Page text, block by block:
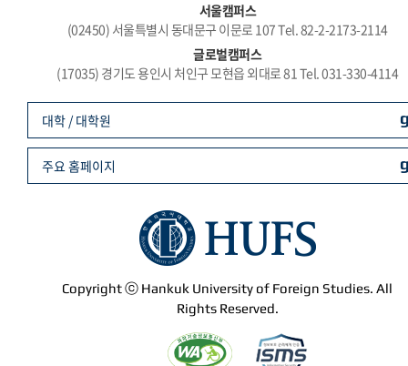
서울캠퍼스
(02450) 서울특별시 동대문구 이문로 107 Tel. 82-2-2173-2114
글로벌캠퍼스
(17035) 경기도 용인시 처인구 모현읍 외대로 81 Tel. 031-330-4114
Copyright ⓒ Hankuk University of Foreign Studies. All
Rights Reserved.
대학 / 대학원
주요 홈페이지